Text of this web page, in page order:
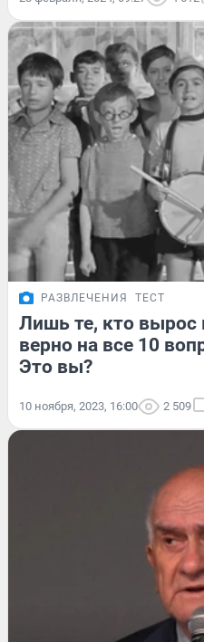
РАЗВЛЕЧЕНИЯ ТЕСТ
Лишь те, кто вырос
верно на все 10
Это вы?
10 ноября, 2023, 16:00 2 509